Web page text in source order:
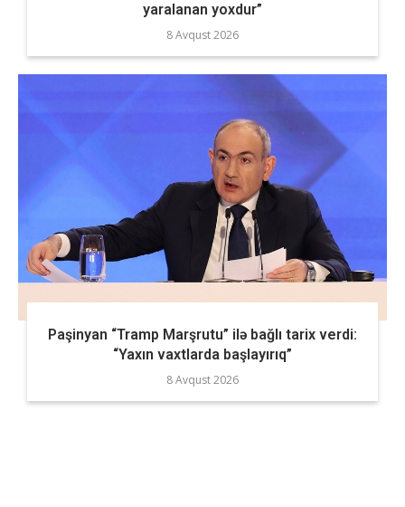
yaralanan yoxdur”
8 Avqust 2026
Paşinyan “Tramp Marşrutu” ilə bağlı tarix verdi:
“Yaxın vaxtlarda başlayırıq”
8 Avqust 2026